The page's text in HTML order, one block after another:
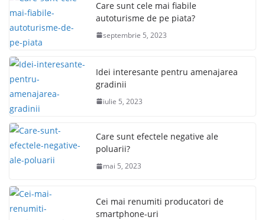
Care sunt cele mai fiabile
autoturisme de pe piata?
septembrie 5, 2023
Idei interesante pentru amenajarea
gradinii
iulie 5, 2023
Care sunt efectele negative ale
poluarii?
mai 5, 2023
Cei mai renumiti producatori de
smartphone-uri